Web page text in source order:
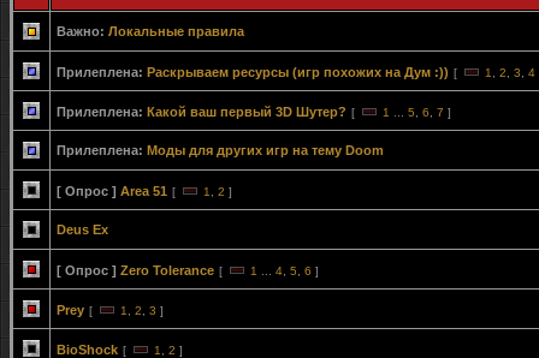
Важно: Локальные правила
Прилеплена: Раскрываем ресурсы (игр похожих на Дум :)) [ 1 2 3 4
Прилеплена: Какой ваш первый 3D Шутер? [ 1 5 6 7 ]
Прилеплена: Моды для других игр на тему Doom
[ Опрос ] Area 51 [ 1 2 ]
Deus Ex
[ Опрос ] Zero Tolerance [ 1 4 5 6 ]
Prey [ 1 2 3 ]
BioShock [ 1 2 ]